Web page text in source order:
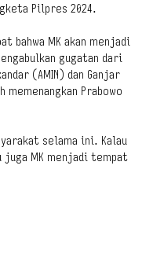
Pilpres 2024.
bahwa MK akan menjadi
gugatan dari
(AMIN) dan Ganjar
Prabowo
selama ini. Kalau
MK menjadi tempat